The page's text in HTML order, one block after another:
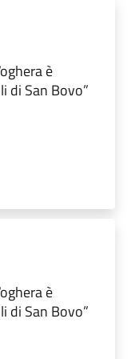
è
di San Bovo”
è
di San Bovo”